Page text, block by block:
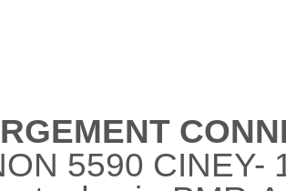
5590 CINEY-